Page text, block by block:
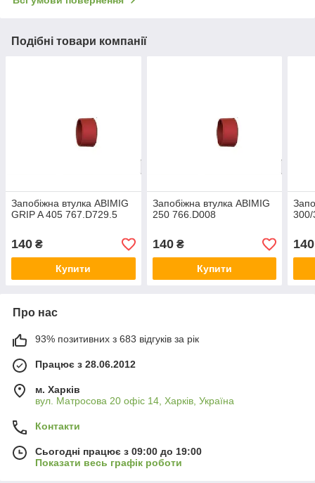
Подібні товари компанії
Запобіжна втулка ABIMIG
GRIP A 405 767.D729.5
140 ₴
Купити
Запобіжна втулка ABIMIG
250 766.D008
140₴
Купити
140
Про нас
93% позитивних з 683 відгуків за рік
Працює з 28.06.2012
м. Харків
вул. Матросова 20 офіс 14, Харків, Україна
Контакти
Сьогодні працює з 09:00 до 19:00
Показати весь графік роботи